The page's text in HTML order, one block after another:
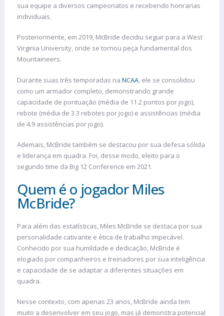
sua equipe a diversos campeonatos e recebendo honrarias
individuais.
Posteriormente, em 2019, McBride decidiu seguir para a West
Virginia University, onde se tornou peça fundamental dos
Mountaineers.
Durante suas três temporadas na NCAA, ele se consolidou
como um armador completo, demonstrando grande
capacidade de pontuação (média de 11.2 pontos por jogo),
rebote (média de 3.3 rebotes por jogo) e assistências (média
de 4.9 assistências por jogo).
Ademais, McBride também se destacou por sua defesa sólida
e liderança em quadra. Foi, desse modo, eleito para o
segundo time da Big 12 Conference em 2021.
Quem é o jogador Miles
McBride?
Para além das estatísticas, Miles McBride se destaca por sua
personalidade cativante e ética de trabalho impecável.
Conhecido por sua humildade e dedicação, McBride é
elogiado por companheiros e treinadores por sua inteligência
e capacidade de se adaptar a diferentes situações em
quadra.
Nesse contexto, com apenas 23 anos, McBride ainda tem
muito a desenvolver em seu jogo, mas já demonstra potencial